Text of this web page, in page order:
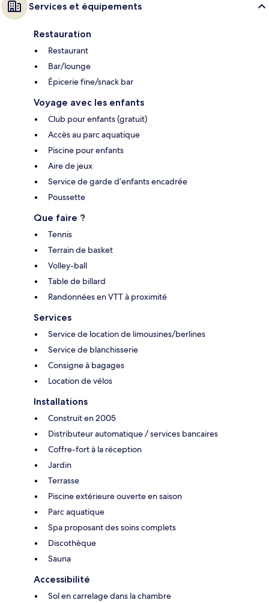
Services et équipements
Restauration
Restaurant
Bar/lounge
Épicerie fine/snack bar
Voyage avec les enfants
Club pour enfants (gratuit)
Accès au parc aquatique
Piscine pour enfants
Aire de jeux
Service de garde d’enfants encadrée
Poussette
Que faire ?
Tennis
Terrain de basket
Volley-ball
Table de billard
Randonnées en VTT à proximité
Services
Service de location de limousines/berlines
Service de blanchisserie
Consigne à bagages
Location de vélos
Installations
Construit en 2005
Distributeur automatique / services bancaires
Coffre-fort à la réception
Jardin
Terrasse
Piscine extérieure ouverte en saison
Parc aquatique
Spa proposant des soins complets
Discothèque
Sauna
Accessibilité
Sol en carrelage dans la chambre